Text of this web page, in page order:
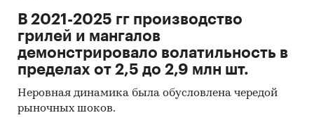
Выручка по годам, 2016-2019 гг.
Год 201620172018
Детский сад
В 2021-2025 гг производство
грилей и мангалов
демонстрировало волатильность в
пределах от 2,5 до 2,9 млн шт.
Неровная динамика была обусловлена чередой
рыночных шоков.